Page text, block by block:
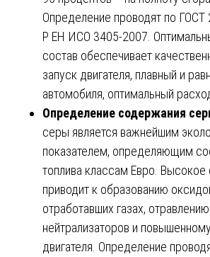
Определение проводят по
Р ЕН ИСО 3405-2007.
состав обеспечивает
запуск двигателя, плавный и
автомобиля, оптимальный
Определение содержания
серы является важнейшим
показателем, определяющим
топлива классам Евро.
приводит к образованию
отработавших газах,
нейтрализаторов и
двигателя. Определение